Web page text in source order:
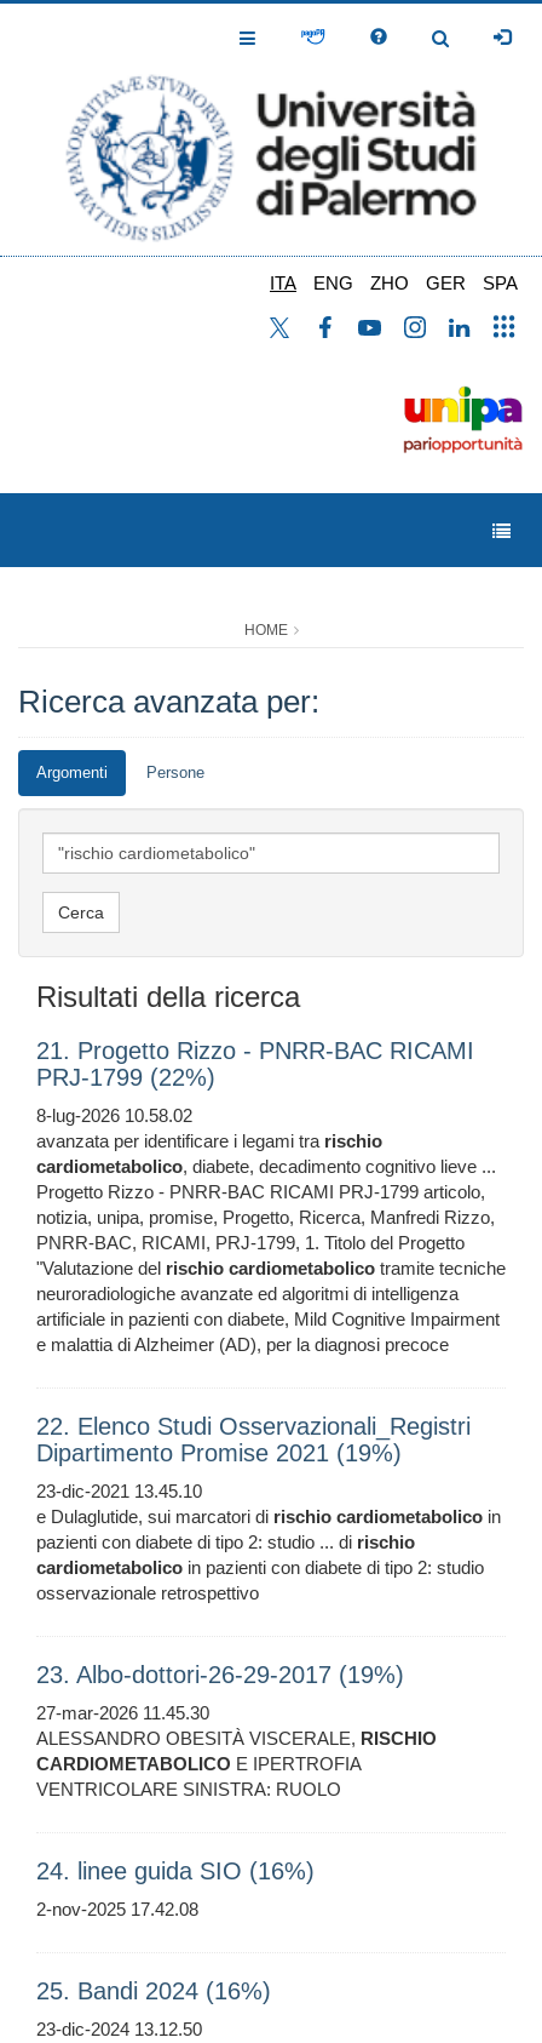
Toggle
Toggle
ITA ENG ZHO GER SPA
HOME
Ricerca avanzata per:
Argomenti Persone
Risultati della ricerca
21. Progetto Rizzo - PNRR-BAC RICAMI
PRJ-1799 (22%)
8-lug-2026 10.58.02
avanzata per identificare i legami tra rischio
cardiometabolico, diabete, decadimento cognitivo lieve ...
Progetto Rizzo - PNRR-BAC RICAMI PRJ-1799 articolo,
notizia, unipa, promise, Progetto, Ricerca, Manfredi Rizzo,
PNRR-BAC, RICAMI, PRJ-1799, 1. Titolo del Progetto
"Valutazione del rischio cardiometabolico tramite tecniche
neuroradiologiche avanzate ed algoritmi di intelligenza
artificiale in pazienti con diabete, Mild Cognitive Impairment
e malattia di Alzheimer (AD), per la diagnosi precoce
22. Elenco Studi Osservazionali_Registri
Dipartimento Promise 2021 (19%)
23-dic-2021 13.45.10
e Dulaglutide, sui marcatori di rischio cardiometabolico in
pazienti con diabete di tipo 2: studio ... di rischio
cardiometabolico in pazienti con diabete di tipo 2: studio
osservazionale retrospettivo
23. Albo-dottori-26-29-2017 (19%)
27-mar-2026 11.45.30
ALESSANDRO OBESITÀ VISCERALE, RISCHIO
CARDIOMETABOLICO E IPERTROFIA
VENTRICOLARE SINISTRA: RUOLO
24. linee guida SIO (16%)
2-nov-2025 17.42.08
25. Bandi 2024 (16%)
23-dic-2024 13.12.50